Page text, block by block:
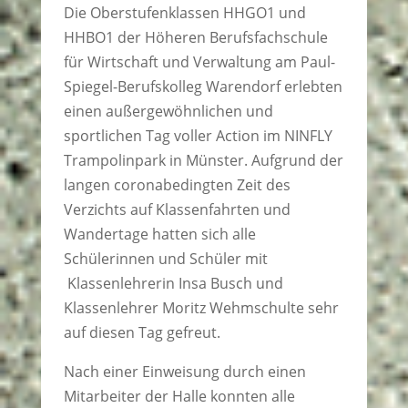
Die Oberstufenklassen HHGO1 und
HHBO1 der Höheren Berufsfachschule
für Wirtschaft und Verwaltung am Paul-
Spiegel-Berufskolleg Warendorf erlebten
einen außergewöhnlichen und
sportlichen Tag voller Action im NINFLY
Trampolinpark in Münster. Aufgrund der
langen coronabedingten Zeit des
Verzichts auf Klassenfahrten und
Wandertage hatten sich alle
Schülerinnen und Schüler mit
Klassenlehrerin Insa Busch und
Klassenlehrer Moritz Wehmschulte sehr
auf diesen Tag gefreut.
Nach einer Einweisung durch einen
Mitarbeiter der Halle konnten alle